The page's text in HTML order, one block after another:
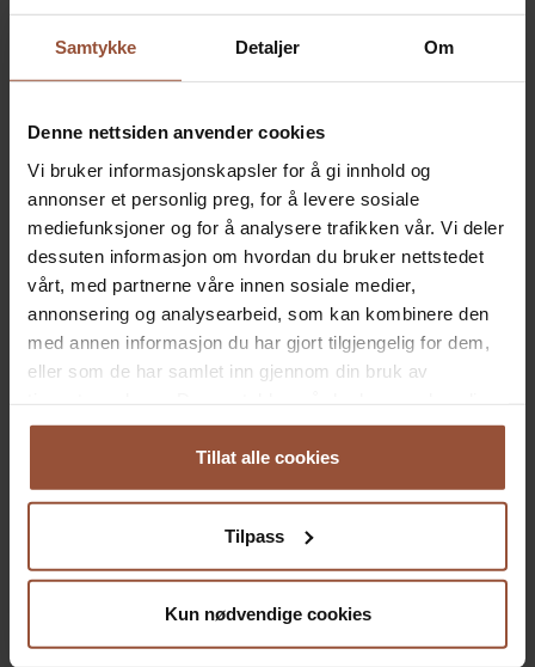
Samtykke Detaljer Om
Denne nettsiden anvender cookies
Vi bruker informasjonskapsler for å gi innhold og
annonser et personlig preg, for å levere sosiale
mediefunksjoner og for å analysere trafikken vår. Vi deler
dessuten informasjon om hvordan du bruker nettstedet
vårt, med partnerne våre innen sosiale medier,
annonsering og analysearbeid, som kan kombinere den
med annen informasjon du har gjort tilgjengelig for dem,
eller som de har samlet inn gjennom din bruk av
informasjonskapsler ved å bruke nettstedet vårt.
Tillat alle cookies
Tilpass
Kun nødvendige cookies
- I begynnelsen følte jeg at det ville være det samme som
å gi opp. I dag hadde jeg nok tenkt helt annerledes, jeg
Har skapt sin egen identitet
Helen trodde det kom til å bli utfordrende å bruke parykk
fordi hun trener så mye. Det viste seg å være en
unødvendig bekymring.